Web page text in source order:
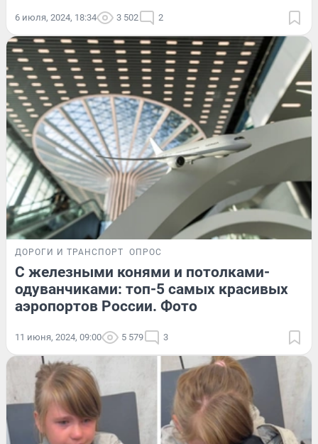
6 июля, 2024, 18:34 3 502 2
ДОРОГИ И ТРАНСПОРТ ОПРОС
С железными конями и потолками-
одуванчиками: топ-5 самых красивых
аэропортов России. Фото
11 июня, 2024, 09:00 5 579 3